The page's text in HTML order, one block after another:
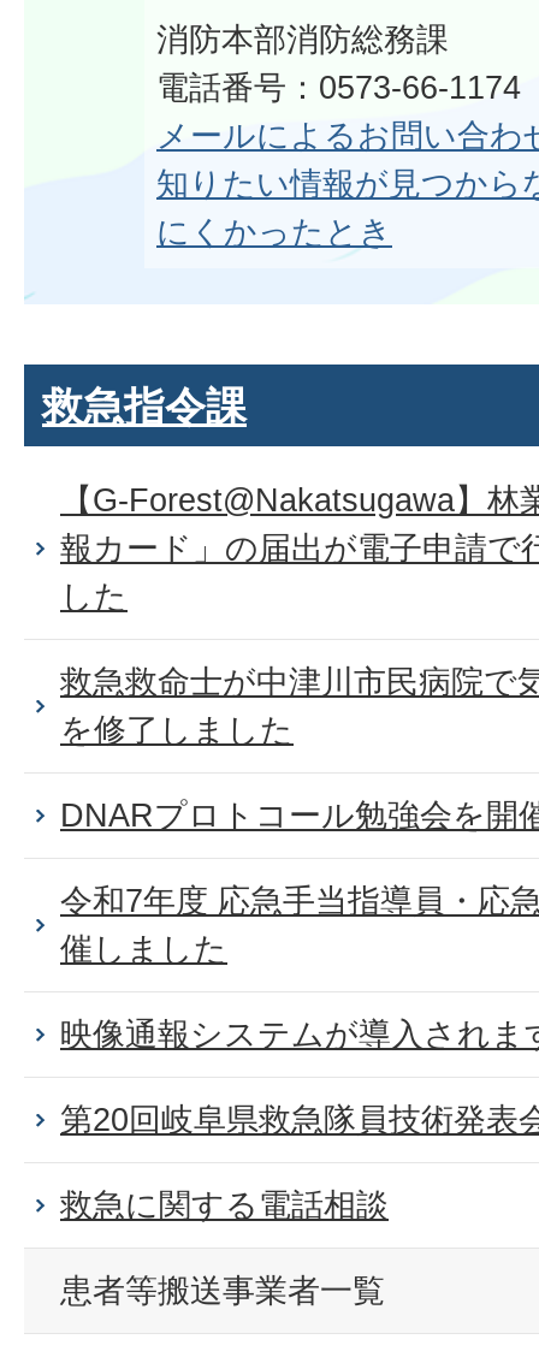
消防本部消防総務課
電話番号：0573-66-1174
メールによるお問い合わ
知りたい情報が見つから
にくかったとき
救急指令課
【G-Forest@Nakatsugawa】
報カード」の届出が電子申請で
した
救急救命士が中津川市民病院で
を修了しました
DNARプロトコール勉強会を開
令和7年度 応急手当指導員・応
催しました
映像通報システムが導入されま
第20回岐阜県救急隊員技術発表
救急に関する電話相談
患者等搬送事業者一覧